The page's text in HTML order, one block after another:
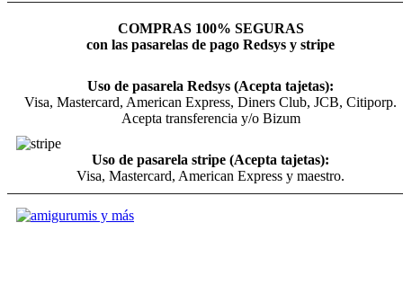
COMPRAS 100% SEGURAS
con las pasarelas de pago Redsys y stripe
Uso de pasarela Redsys (Acepta tajetas):
Visa, Mastercard, American Express, Diners Club, JCB, Citiporp.
Acepta transferencia y/o Bizum
Uso de pasarela stripe (Acepta tajetas):
Visa, Mastercard, American Express y maestro.